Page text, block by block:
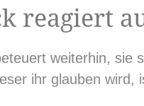
reagiert
weiterhin, sie
ihr glauben wird,